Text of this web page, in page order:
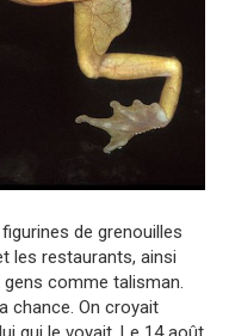
de grenouilles
les restaurants, ainsi
comme talisman.
chance. On croyait